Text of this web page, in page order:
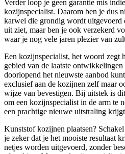
Verder loop je geen garantie mis
kozijnspecialist. Daarom ben je dus
karwei die grondig wordt uitgevoerd
uit ziet, maar ben je ook verzekerd
waar je nog vele jaren plezier van
Een kozijnspecialist, het woord zegt
gebied van de laatste
doorlopend het nieuwste aanbod
exclusief aan de kozijnen zelf maar
wijze van bevestigen. Bij uitstek is
om een kozijnspecialist in de arm te
een prachtige nieuwe uitstraling
Kunststof kozijnen plaatsen?
je zeker dat je het mooiste resultaat
netjes worden uitgevoerd, zonder